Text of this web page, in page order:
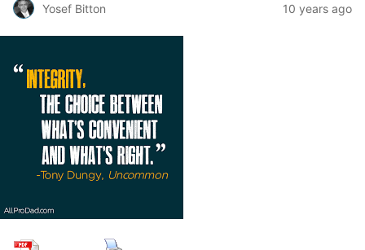
Yosef Bitton 10 years ago